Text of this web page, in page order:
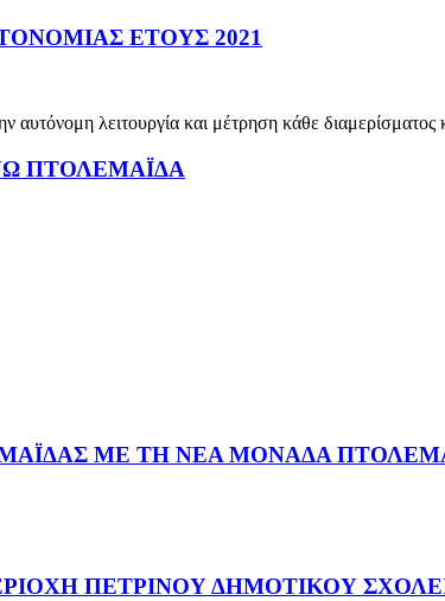
ΕΤΟΥΣ 2021
αυτόνομη λειτουργία και μέτρηση κάθε
ΠΤΟΛΕΜΑΪΔΑ
ΜΕ ΤΗ ΝΕΑ ΜΟΝΑΔΑ
ΠΕΤΡΙΝΟΥ ΔΗΜΟΤΙΚΟΥ